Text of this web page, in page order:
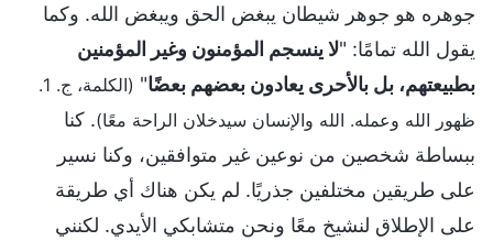
جوهره هو جوهر شيطان يبغض الحق ويبغض الله. وكما
يقول الله تمامًا: "لا ينسجم المؤمنون وغير المؤمنين
بطبيعتهم، بل بالأحرى يعادون بعضهم بعضًا"
(الكلمة، ج. 1.
ظهور الله وعمله. الله والإنسان سيدخلان الراحة معًا). كنا
ببساطة شخصين من نوعين غير متوافقين، وكنا نسير
على طريقين مختلفين جذريًا. لم يكن هناك أي طريقة
على الإطلاق لنشيخ معًا ونحن متشابكي الأيدي. لكنني